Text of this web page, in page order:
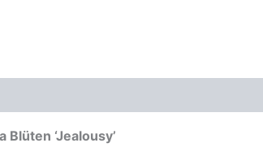
‘Jealousy’